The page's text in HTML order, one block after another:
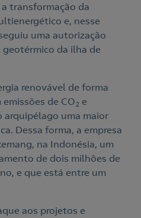
transformação da
e, nesse
uma autorização
da ilha de
renovável de forma
de CO2 e
arquipélago uma maior
Dessa forma, a empresa
na Indonésia, um
de dois milhões de
e que está entre um
aos projetos e